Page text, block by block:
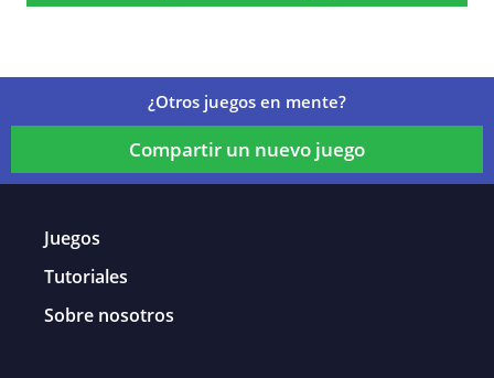
¿Otros juegos en mente?
Compartir un nuevo juego
Juegos
Tutoriales
Sobre nosotros